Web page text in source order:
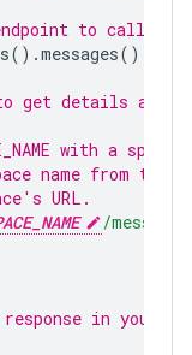
to call
() .messages()
to get details
with a space
name from the
URL.
/
in your